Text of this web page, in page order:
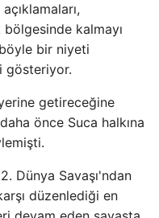
kalmayı
bir niyeti
gösteriyor.
getireceğine
önce Suca halkına
Dünya Savaşı'ndan
düzenlediği en